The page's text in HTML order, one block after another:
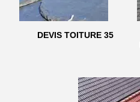
DEVIS TOITURE 35